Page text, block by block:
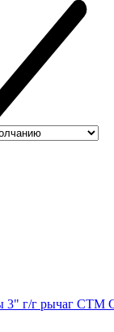
3" г/г рычаг